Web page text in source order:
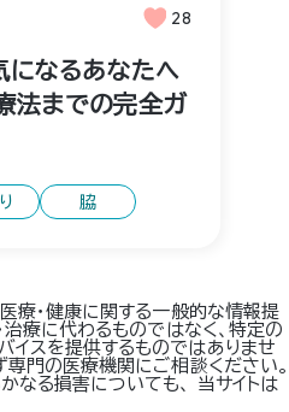
28
になるあなたへ
法までの完全ガ
脇
療・健康に関する一般的な情報提
治療に代わるものではなく、特定の
イスを提供するものではありませ
専門の医療機関にご相談ください。
なる損害についても、 当サイトは